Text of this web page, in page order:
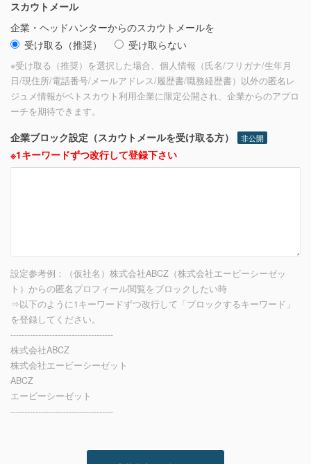
スカウトメール
企業・ヘッドハンターからのスカウトメールを
受け取る（推奨）
受け取らない
※受け取る（推奨）を選択した場合、個人情報（氏名/フリガナ/生年月
日/現住所/電話番号/メールアドレス/履歴書/職務経歴書）以外の匿名レ
ジュメ情報がベトスカウト利用企業に限定公開され、企業からのアプロ
ーチを期待できます。
企業ブロック設定（スカウトメールを受け取る方） 非公開
※1キーワードずつ改行して登録下さい
設定参考例：（仮社名）株式会社ABCZ（株式会社エービーシーゼッ
ト）からの匿名プロフィール閲覧をブロックしたい時
⇒以下のように1キーワードずつ改行して「ブロックするキーワード」
を登録してください。
-------------------------------------
株式会社ABCZ
株式会社エービーシーゼット
ABCZ
エービーシーゼット
-------------------------------------